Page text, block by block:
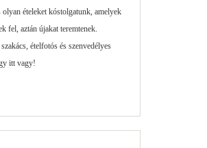
ételeket kóstolgatunk, amelyek
fel, aztán újakat teremtenek.
ételfotós és szenvedélyes
itt vagy!